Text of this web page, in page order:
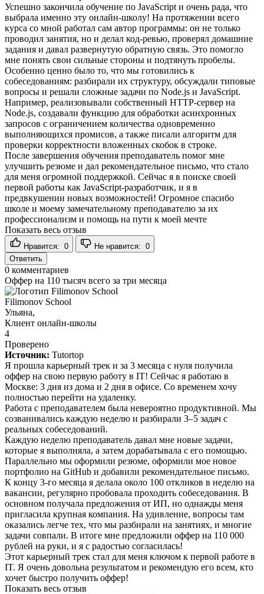
Успешно закончила обучение по JavaScript и очень рада, что
выбрала именно эту онлайн-школу! На протяжении всего
курса со мной работал сам автор программы: он не только
проводил занятия, но и делал код-ревью, проверял домашние
задания и давал развернутую обратную связь. Это помогло
мне понять свои сильные стороны и подтянуть пробелы.
Особенно ценно было то, что мы готовились к
собеседованиям: разбирали их структуру, обсуждали типовые
вопросы и решали сложные задачи по Node.js и JavaScript.
Например, реализовывали собственный HTTP-сервер на
Node.js, создавали функцию для обработки асинхронных
запросов с ограничением количества одновременно
выполняющихся промисов, а также писали алгоритм для
проверки корректности вложенных скобок в строке.
После завершения обучения преподаватель помог мне
улучшить резюме и дал рекомендательное письмо, что стало
для меня огромной поддержкой. Сейчас я в поиске своей
первой работы как JavaScript-разработчик, и я в
предвкушении новых возможностей! Огромное спасибо
школе и моему замечательному преподавателю за их
профессионализм и помощь на пути к моей мечте
Показать весь отзыв
Нравится: 0 Не нравится: 0
Ответить
0 комментариев
Оффер на 110 тысяч всего за три месяца
Filimonov School
Ульяна,
Клиент онлайн-школы
4
Проверено
Источник: Tutortop
Я прошла карьерный трек и за 3 месяца с нуля получила
оффер на свою первую работу в IT! Сейчас я работаю в
Москве: 3 дня из дома и 2 дня в офисе. Со временем хочу
полностью перейти на удаленку.
Работа с преподавателем была невероятно продуктивной. Мы
созванивались каждую неделю и разбирали 3–5 задач с
реальных собеседований.
Каждую неделю преподаватель давал мне новые задачи,
которые я выполняла, а затем дорабатывала с его помощью.
Параллельно мы оформили резюме, оформили мое новое
портфолио на GitHub и добавили рекомендательное письмо.
К концу 3-го месяца я делала около 100 откликов в неделю на
вакансии, регулярно пробовала проходить собеседования. В
основном получала предложения от ИП, но однажды меня
пригласила крупная компания. На удивление, вопросы там
оказались легче тех, что мы разбирали на занятиях, и многие
задачи совпали. В итоге мне предложили оффер на 110 000
рублей на руки, и я с радостью согласилась!
Этот карьерный трек стал для меня ключом к первой работе в
IT. Я очень довольна результатом и рекомендую его всем, кто
хочет быстро получить оффер!
Показать весь отзыв